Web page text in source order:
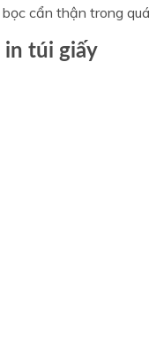
cẩn thận trong
in túi giấy